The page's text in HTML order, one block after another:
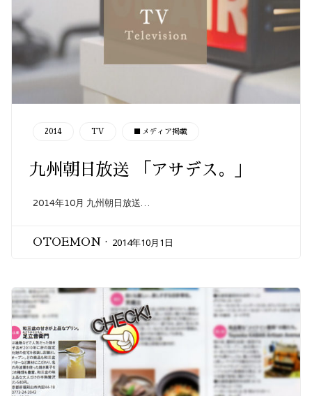
CATEGORY
2014 TV ■メディア掲載
九州朝日放送 「アサデス。」
2014年10月 九州朝日放送…
OTOEMON 2014年10月1日